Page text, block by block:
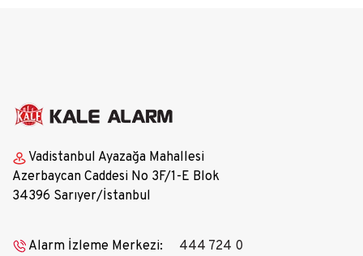
Vadistanbul Ayazağa Mahallesi
Azerbaycan Caddesi No 3F/1-E Blok
34396 Sarıyer/İstanbul
Alarm İzleme Merkezi:
444 724 0